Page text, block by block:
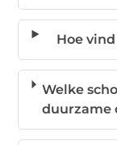
Hoe
Welke
duurzame